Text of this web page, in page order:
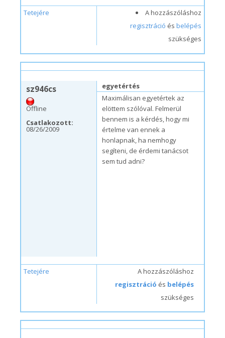
Tetejére
A hozzászóláshoz
regisztráció és belépés
szükséges
sz946cs
Offline
Csatlakozott:
08/26/2009
egyetértés
Maximálisan egyetértek az
elöttem szólóval. Felmerül
bennem is a kérdés, hogy mi
értelme van ennek a
honlapnak, ha nemhogy
segíteni, de érdemi tanácsot
sem tud adni?
Tetejére
A hozzászóláshoz
regisztráció és belépés
szükséges